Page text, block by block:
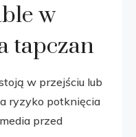
w
tapczan
w przejściu lub
ryzyko potknięcia
przed